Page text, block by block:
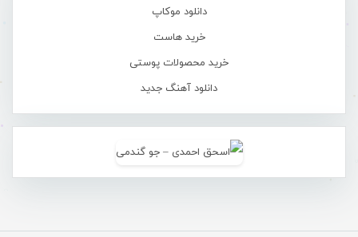
دانلود موکاپ
خرید هاست
خرید محصولات پوستی
دانلود آهنگ جدید